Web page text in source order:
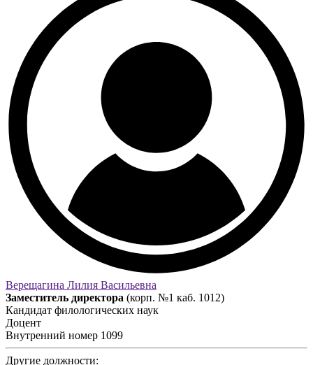
Верещагина Лилия Васильевна
Заместитель директора (корп. №1 каб. 1012)
Кандидат филологических наук
Доцент
Внутренний номер 1099
Другие должности: